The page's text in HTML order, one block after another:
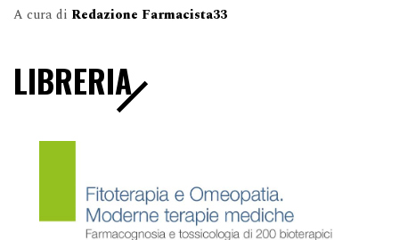
A cura di Redazione Farmacista33
LIBRERIA